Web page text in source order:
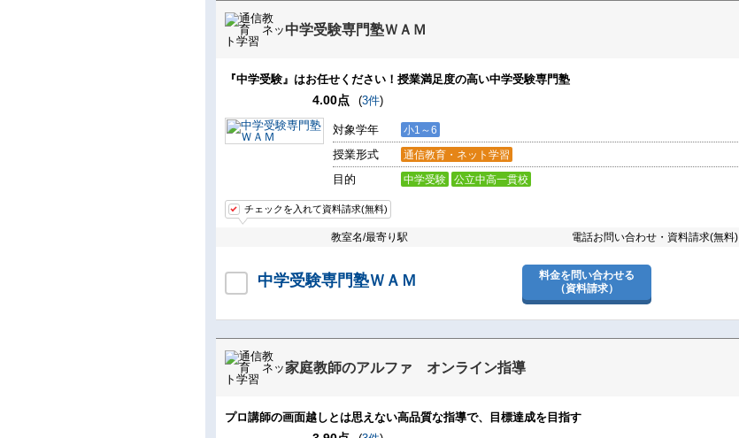
中学受験専門塾ＷＡＭ
『中学受験』はお任せください！授業満足度の高い中学受験専門塾
4.00点 (3件)
対象学年 小1～6
授業形式 通信教育・ネット学習
目的 中学受験 公立中高一貫校
チェックを入れて資料請求(無料)
教室名/最寄り駅 電話お問い合わせ・資料請求(無料)
中学受験専門塾ＷＡＭ
料金を問い合わせる
（資料請求）
家庭教師のアルファ オンライン指導
プロ講師の画面越しとは思えない高品質な指導で、目標達成を目指す